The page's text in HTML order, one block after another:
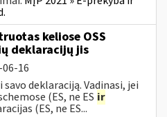
keliose OSS
deklaracijų jis
16
deklaraciją. Vadinasi, jei
(ES, ne ES ir
(ES, ne ES...